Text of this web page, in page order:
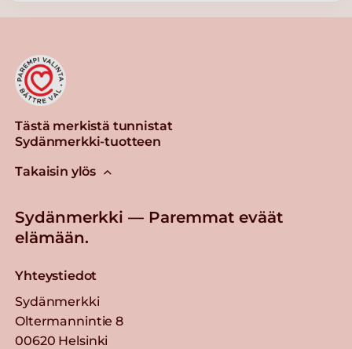
Tästä merkistä tunnistat
Sydänmerkki-tuotteen
Takaisin ylös
Sydänmerkki — Paremmat eväät
elämään.
Yhteystiedot
Sydänmerkki
Oltermannintie 8
00620 Helsinki